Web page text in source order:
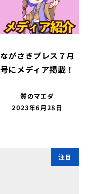
ながさきプレス７月
号にメディア掲載！
質のマエダ
2023年6月28日
注目